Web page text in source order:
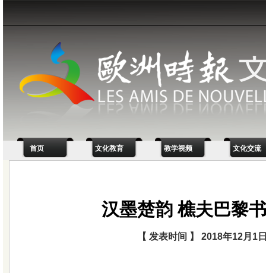
首页 文化教育 教学视频 文化交流
汉墨楚韵 樵夫巴黎
【 发表时间 】 2018年12月1